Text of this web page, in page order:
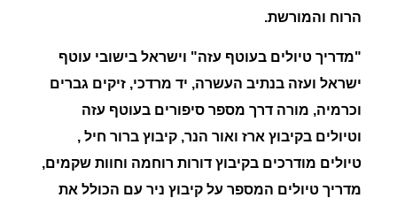
הרוח והמורשת.
"מדריך טיולים בעוטף עזה" וישראל בישובי עוטף
ישראל ועזה בנתיב העשרה, יד מרדכי, זיקים גברים
וכרמיה, מורה דרך מספר סיפורים בעוטף עזה
וטיולים בקיבוץ ארז ואור הנר, קיבוץ ברור חיל ,
טיולים מודרכים בקיבוץ דורות רוחמה וחוות שקמים,
מדריך טיולים המספר על קיבוץ ניר עם הכולל את